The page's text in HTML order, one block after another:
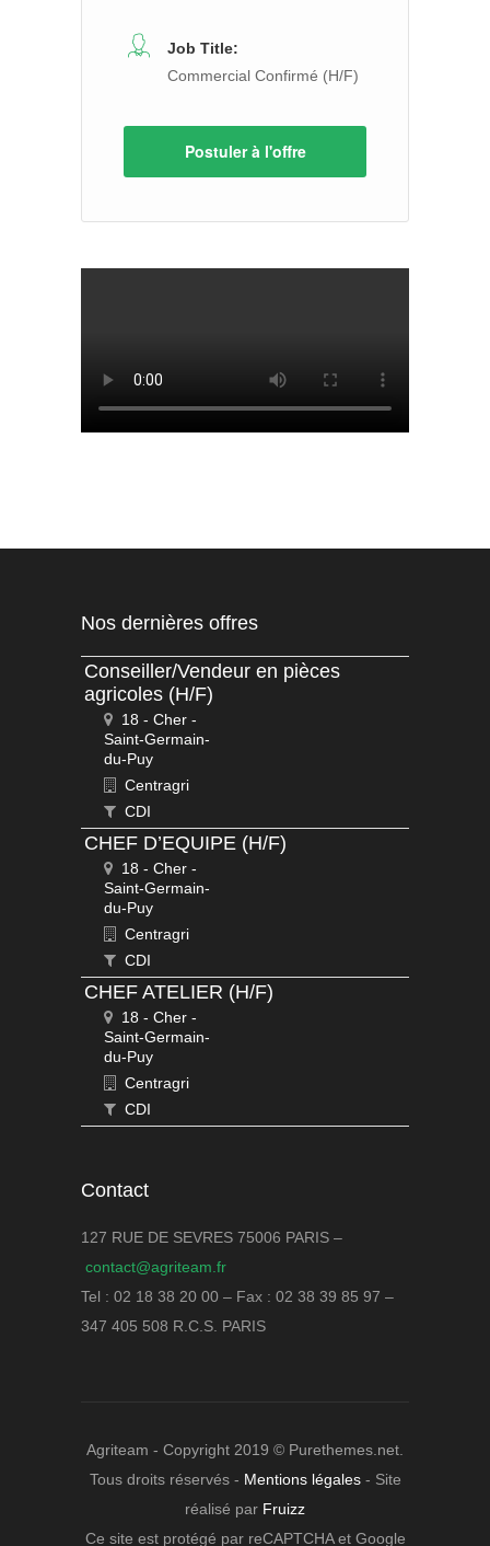
Job Title:
Commercial Confirmé (H/F)
Postuler à l'offre
Nos dernières offres
Conseiller/Vendeur en pièces
agricoles (H/F)
18 - Cher -
Saint-Germain-
du-Puy
Centragri
CDI
CHEF D’EQUIPE (H/F)
18 - Cher -
Saint-Germain-
du-Puy
Centragri
CDI
CHEF ATELIER (H/F)
18 - Cher -
Saint-Germain-
du-Puy
Centragri
CDI
Contact
127 RUE DE SEVRES 75006 PARIS –
contact@agriteam.fr
Tel : 02 18 38 20 00 – Fax : 02 38 39 85 97 –
347 405 508 R.C.S. PARIS
Agriteam - Copyright 2019 © Purethemes.net.
Tous droits réservés - Mentions légales- Site
réalisé par Fruizz
Ce site est protégé par reCAPTCHA et Google